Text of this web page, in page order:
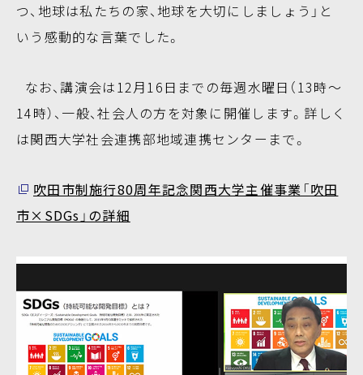
つ、地球は私たちの家、地球を大切にしましょう」と
いう感動的な言葉でした。
なお、講演会は12月16日までの毎週水曜日（13時～
14時）、一般、社会人の方を対象に開催します。詳しく
は関西大学社会連携部地域連携センターまで。
吹田市制施行80周年記念関西大学主催事業「吹田
市×SDGs」の詳細